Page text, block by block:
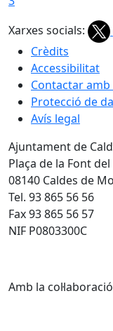
Xarxes socials:
Crèdits
Accessibilitat
Contactar
Protecció de
Avís legal
Ajuntament de
Plaça de la Font del
08140 Caldes de
Tel. 93 865 56 56
Fax 93 865 56 57
NIF P0803300C
Amb la